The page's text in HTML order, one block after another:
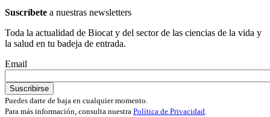
Suscríbete a nuestras newsletters
Toda la actualidad de Biocat y del sector de las ciencias de la vida y
la salud en tu badeja de entrada.
Email
Puedes darte de baja en cualquier momento.
Para más información, consulta nuestra Política de Privacidad.